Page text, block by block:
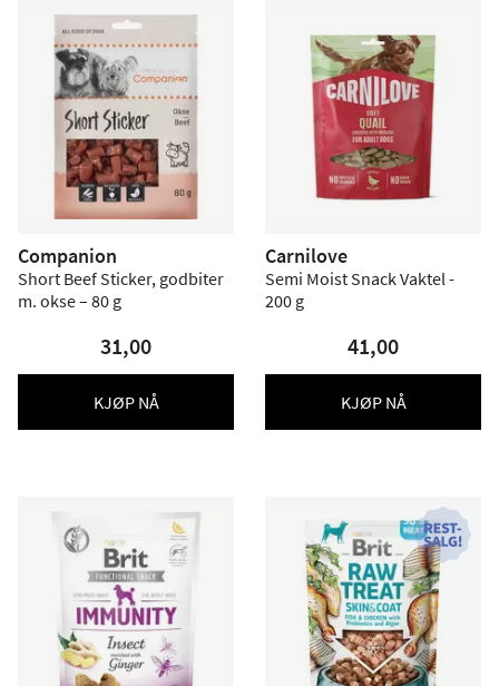
Companion
Short Beef Sticker, godbiter
m. okse – 80 g
31,00
KJØP NÅ
Carnilove
Semi Moist Snack Vaktel -
200 g
41,00
KJØP NÅ